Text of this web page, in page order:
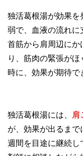
独活葛根湯が効果を
弱で、血液の流れに
首筋から肩周辺にか
り、筋肉の緊張が
時に、効果が期待で
独活葛根湯には、
肩
が、効果が出るま
週間を目途に継続し